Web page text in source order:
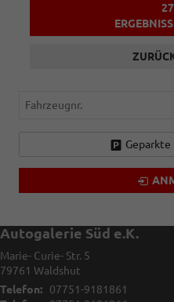
Fahrzeugnr.
Geparkte
Autogalerie Süd e.K.
Marie- Curie- Str. 5
79761 Waldshut
Telefon:
07751-9181861